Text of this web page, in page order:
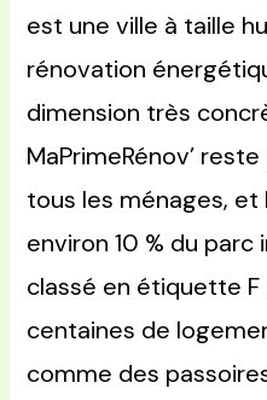
est une ville à taille
rénovation
dimension très
MaPrimeRénov’
tous les ménages, et
environ 10 % du
classé en étiquette
centaines de
comme des